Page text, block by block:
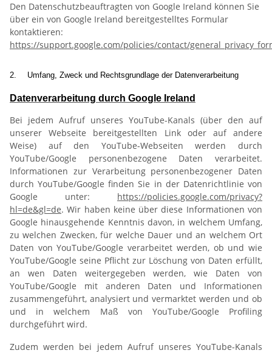
Den Datenschutzbeauftragten von Google Ireland können Sie
über ein von Google Ireland bereitgestelltes Formular
kontaktieren:
https://support.google.com/policies/contact/
2. Umfang, Zweck und Rechtsgrundlage der Datenverarbeitung
Datenverarbeitung durch Google Ireland
Bei jedem Aufruf unseres YouTube-Kanals (über den auf
unserer Webseite bereitgestellten Link oder auf andere
Weise) auf den YouTube-Webseiten werden durch
YouTube/Google personenbezogene Daten verarbeitet.
Informationen zur Verarbeitung personenbezogener Daten
durch YouTube/Google finden Sie in der Datenrichtlinie von
Google unter: https://policies.google.com/privacy?
hl=de&gl=de. Wir haben keine über diese Informationen von
Google hinausgehende Kenntnis davon, in welchem Umfang,
zu welchen Zwecken, für welche Dauer und an welchem Ort
Daten von YouTube/Google verarbeitet werden, ob und wie
YouTube/Google seine Pflicht zur Löschung von Daten erfüllt,
an wen Daten weitergegeben werden, wie Daten von
YouTube/Google mit anderen Daten und Informationen
zusammengeführt, analysiert und vermarktet werden und ob
und in welchem Maß von YouTube/Google Profiling
durchgeführt wird.
Zudem werden bei jedem Aufruf unseres YouTube-Kanals